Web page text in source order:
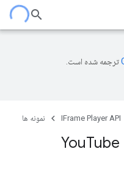
ترجمه شده است.
IFrame Player API نمونه ها
Tube